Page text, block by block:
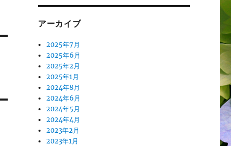
アーカイブ
2025年7月
2025年6月
2025年2月
2025年1月
2024年8月
2024年6月
2024年5月
2024年4月
2023年2月
2023年1月